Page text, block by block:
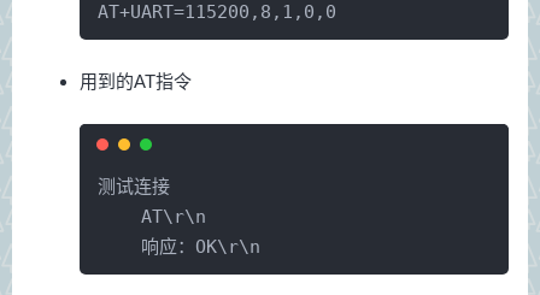
AT+UART=115200,8,1,0,0
用到的AT指令
测试连接
    AT\r\n
    响应：OK\r\n